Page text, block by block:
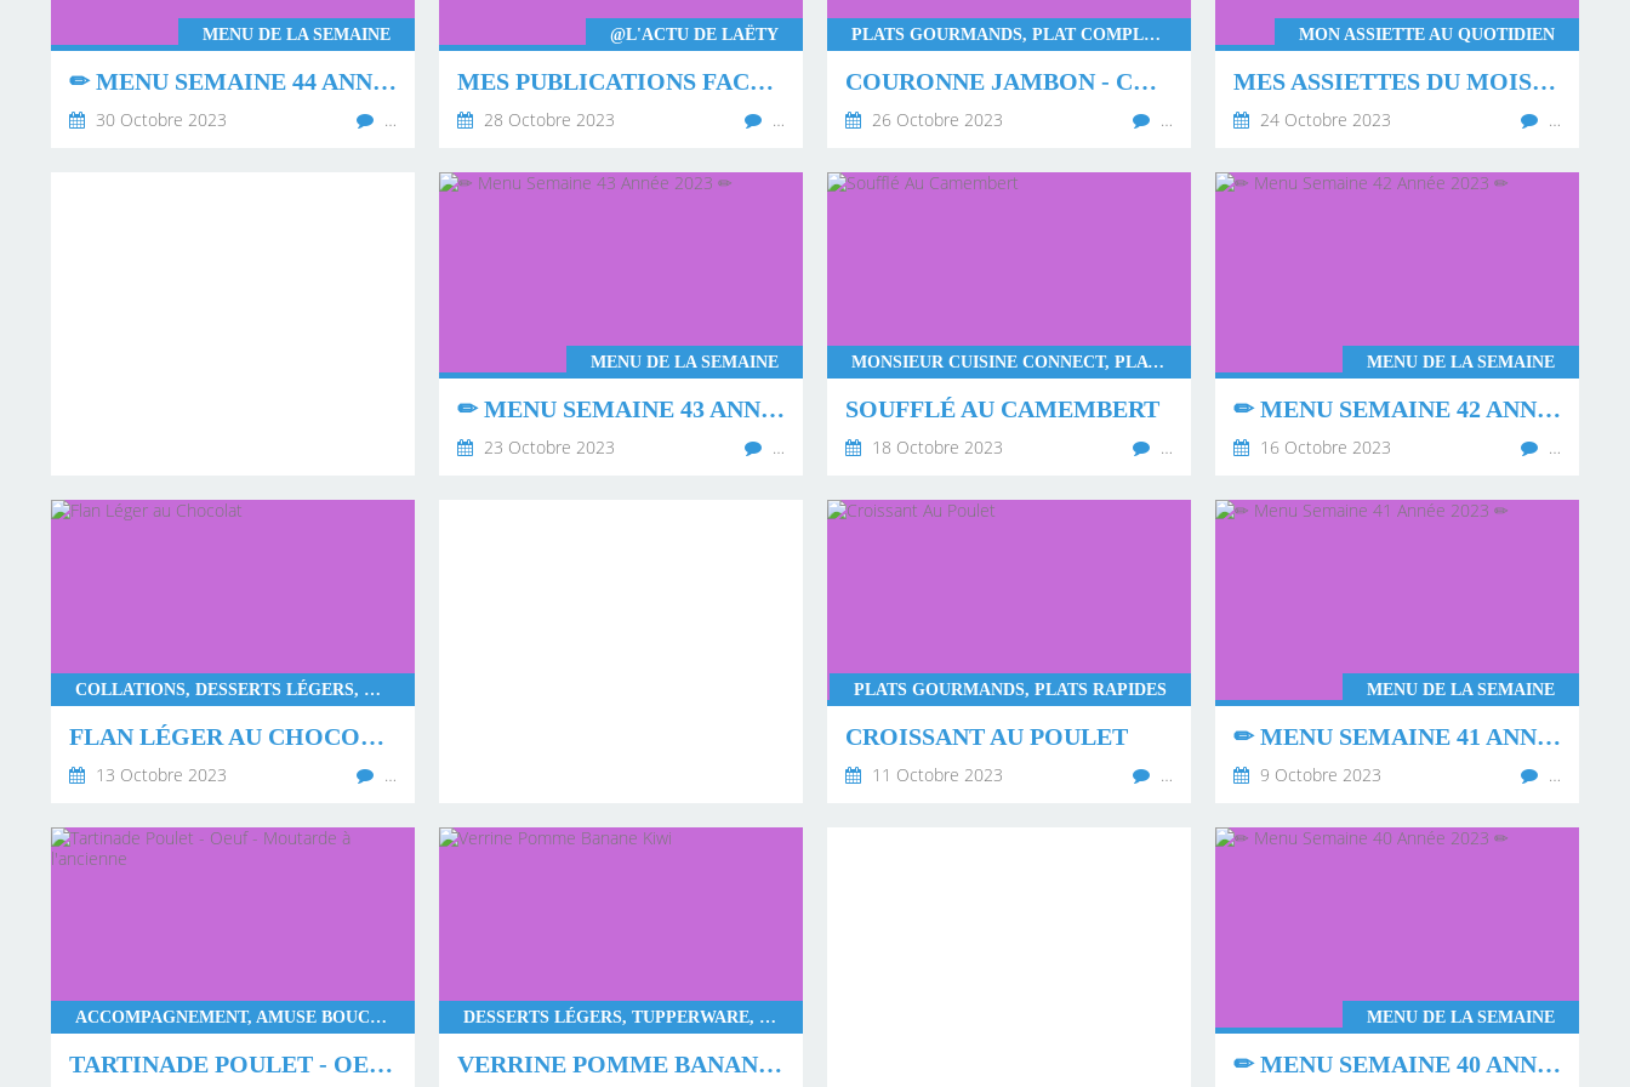
MENU DE LA SEMAINE
✏ MENU SEMAINE 44 ANNÉE 2023 ✏
30 Octobre 2023 …
@L'ACTU DE LAËTY
MES PUBLICATIONS FACEBOOK DE SEPTEMBRE 2023 🌤
28 Octobre 2023 …
PLATS GOURMANDS, PLAT COMPLET, PLATS RAPIDES
COURONNE JAMBON - CHÈVRE - MIEL
26 Octobre 2023 …
MON ASSIETTE AU QUOTIDIEN
MES ASSIETTES DU MOIS DE SEPTEMBRE 2023 💖
24 Octobre 2023 …
MENU DE LA SEMAINE
✏ MENU SEMAINE 43 ANNÉE 2023 ✏
23 Octobre 2023 …
MONSIEUR CUISINE CONNECT, PLATS GOURMANDS, PLATS RAPIDES, THERMOMIX
SOUFFLÉ AU CAMEMBERT
18 Octobre 2023 …
MENU DE LA SEMAINE
✏ MENU SEMAINE 42 ANNÉE 2023 ✏
16 Octobre 2023 …
COLLATIONS, DESSERTS LÉGERS, DESSERTS GOURMANDS
FLAN LÉGER AU CHOCOLAT
13 Octobre 2023 …
PLATS GOURMANDS, PLATS RAPIDES
CROISSANT AU POULET
11 Octobre 2023 …
MENU DE LA SEMAINE
✏ MENU SEMAINE 41 ANNÉE 2023 ✏
9 Octobre 2023 …
ACCOMPAGNEMENT, AMUSE BOUCHE, COLLATIONS, APÉRITIF, THERMOMIX, WW, MONSIEUR CUISINE CONNECT
TARTINADE POULET - OEUF - MOUTARDE À L'ANCIENNE
DESSERTS LÉGERS, TUPPERWARE, WW
VERRINE POMME BANANE KIWI
MENU DE LA SEMAINE
✏ MENU SEMAINE 40 ANNÉE 2023 ✏